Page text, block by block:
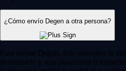
¿Cómo envío Degen a otra persona?
Para enviar Degen, solo necesitas la
destinatario y una plataforma o